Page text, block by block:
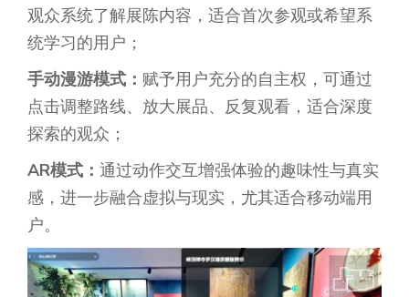
观众系统了解展陈内容，适合首次参观或希望系
统学习的用户；
手动漫游模式 ： 赋予用户充分的自主权，可通过
点击调整路线、放大展品、反复观看，适合深度
探索的观众；
AR模式 ： 通过动作交互增强体验的趣味性与真实
感，进一步融合虚拟与现实，尤其适合移动端用
户。